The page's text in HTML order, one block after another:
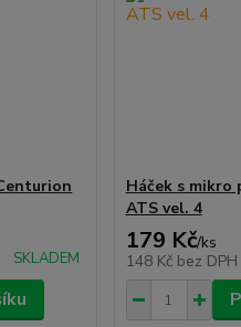
SKLADEM
Háček s
ATS vel. 4
179 Kč/ks
148 Kč bez DPH